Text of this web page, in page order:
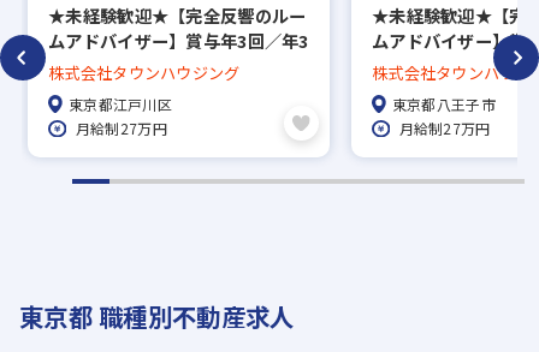
★未経験歓迎★【完全反響のルー
ムアドバイザー】賞与年3回／年3
回長期休暇あり／約5万7000件の
中から好きな物件に住める社宅制
度、家賃補助50％／直営139店舗
で地域密着！
株式会社タウンハウジング
東京都江戸川区
月給制27万円
★未経験歓迎★【完
ムアドバイザー】賞
回長期休暇あり／約
中から好きな物件に
度、家賃補助50％／
で地域密着！
株式会社タウンハウジ
東京都八王子市
月給制27万円
東京都 職種別不動産求人